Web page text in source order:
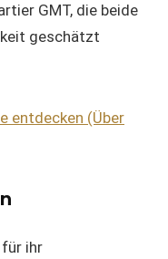
GMT, die beide
geschätzt
entdecken (Über
ihr